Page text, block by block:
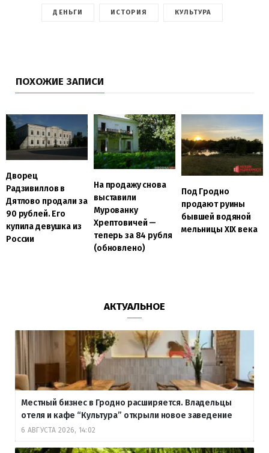
ДЕНЬГИ ИСТОРИЯ КУЛЬТУРА
ПОХОЖИЕ ЗАПИСИ
Дворец
Радзивиллов в
Дятлово продали за
90 рублей. Его
купила девушка из
России
На продажу снова
выставили
Мурованку
Хрептовичей —
теперь за 84 рубля
(обновлено)
Под Гродно
продают руины
бывшей водяной
мельницы XIX века
АКТУАЛЬНОЕ
Местный бизнес в Гродно расширяется. Владельцы
отеля и кафе “Культура” открыли новое заведение
6 АВГУСТА 2026, 14:02